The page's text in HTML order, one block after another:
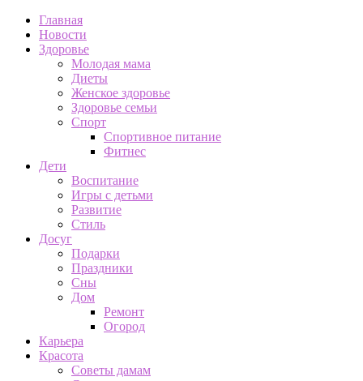
Главная
Новости
Здоровье
Молодая мама
Диеты
Женское здоровье
Здоровье семьи
Спорт
Спортивное питание
Фитнес
Дети
Воспитание
Игры с детьми
Развитие
Стиль
Досуг
Подарки
Праздники
Сны
Дом
Ремонт
Огород
Карьера
Красота
Советы дамам